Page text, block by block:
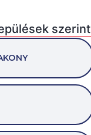
szerint